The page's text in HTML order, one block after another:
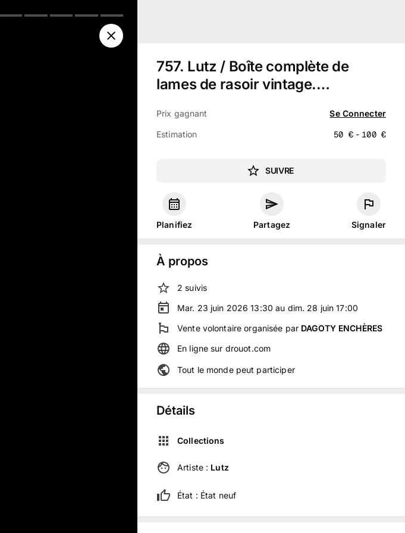
757. Lutz / Boîte complète de
lames de rasoir vintage.…
Prix gagnant Se Connecter
Estimation 50 €- 100 €
SUIVRE
Planifiez Partagez Signaler
À propos
2 suivis
Mar. 23 juin 2026 13:30 au dim. 28 juin 17:00
Vente volontaire organisée par DAGOTY ENCHÈRES
En ligne sur drouot.com
Tout le monde peut participer
Détails
Collections
Artiste : Lutz
État : État neuf